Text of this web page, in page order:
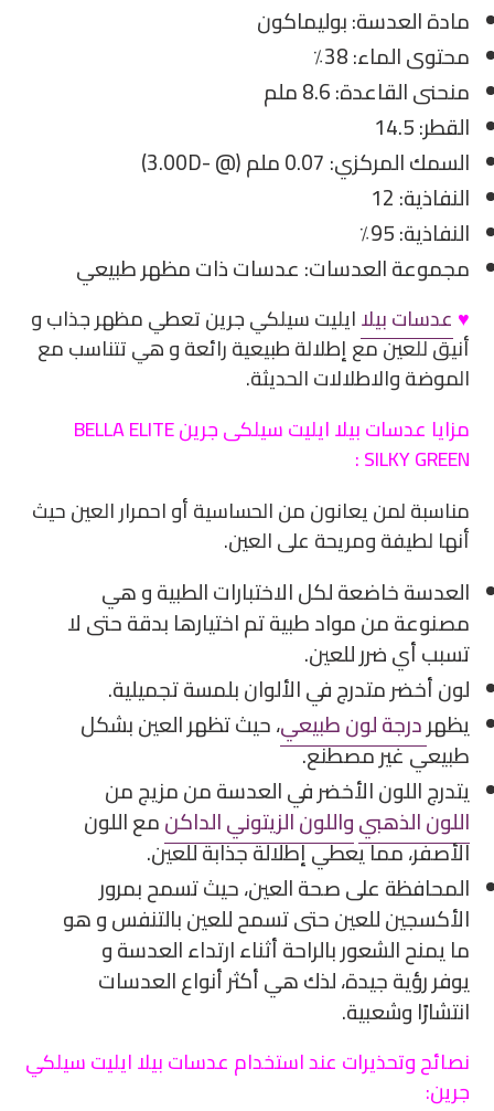
التسوق
الخاصة
بك
مادة العدسة: بوليماكون
محتوى الماء: 38٪
منحنى القاعدة: 8.6 ملم
القطر: 14.5
السمك المركزي: 0.07 ملم (@ -3.00D)
النفاذية: 12
النفاذية: 95٪
مجموعة العدسات: عدسات ذات مظهر طبيعي
♥ عدسات بيلاايليت سيلكي جرين تعطي مظهر جذاب و
أنيق للعين مع إطلالة طبيعية رائعة و هي تتناسب مع
الموضة والاطلالات الحديثة.
مزايا عدسات بيلا ايليت سيلكى جرين BELLA ELITE
SILKY GREEN :
مناسبة لمن يعانون من الحساسية أو احمرار العين حيث
أنها لطيفة ومريحة على العين.
العدسة خاضعة لكل الاختبارات الطبية و هي
مصنوعة من مواد طبية تم اختيارها بدقة حتى لا
تسبب أي ضرر للعين.
لون أخضر متدرج في الألوان بلمسة تجميلية.
يظهردرجة لون طبيعي، حيث تظهر العين بشكل
طبيعي غير مصطنع.
يتدرج اللون الأخضر في العدسة من مزيج من
اللون الذهبيواللون الزيتوني الداكنمع اللون
الأصفر، مما يعطي إطلالة جذابة للعين.
المحافظة على صحة العين، حيث تسمح بمرور
الأكسجين للعين حتى تسمح للعين بالتنفس و هو
ما يمنح الشعور بالراحة أثناء ارتداء العدسة و
يوفر رؤية جيدة، لذك هي أكثر أنواع العدسات
انتشارًا وشعبية.
نصائح وتحذيرات عند استخدام عدسات بيلا ايليت سيلكي
جرين: